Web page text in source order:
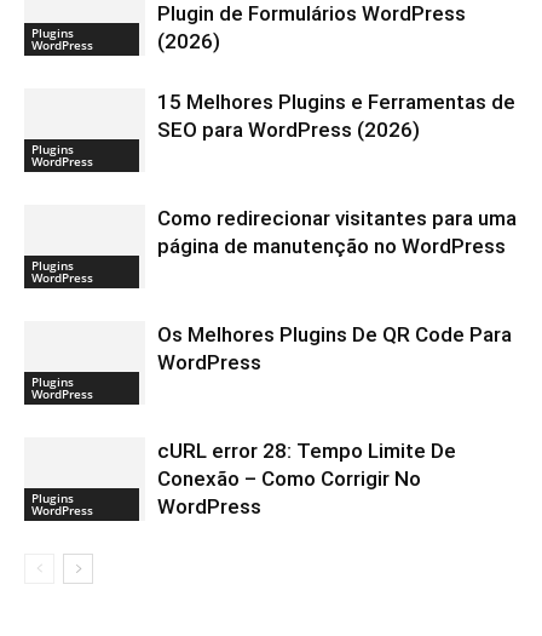
Plugins
WordPress
Plugin de Formulários WordPress
(2026)
Plugins
WordPress
15 Melhores Plugins e Ferramentas de
SEO para WordPress (2026)
Plugins
WordPress
Como redirecionar visitantes para uma
página de manutenção no WordPress
Plugins
WordPress
Os Melhores Plugins De QR Code Para
WordPress
Plugins
WordPress
cURL error 28: Tempo Limite De
Conexão – Como Corrigir No
WordPress